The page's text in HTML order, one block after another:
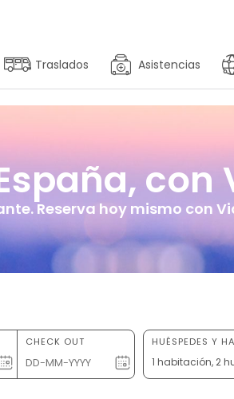
Traslados Asistencias
con
Reserva hoy mismo con
CHECK OUT HUÉSPEDES Y
1 habitación, 2